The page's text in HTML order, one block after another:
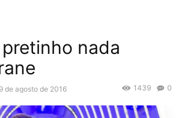
nada
de agosto de 2016 0
1439